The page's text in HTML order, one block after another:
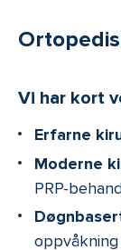
Vi har kort
Erfarne
Moderne
PRP-